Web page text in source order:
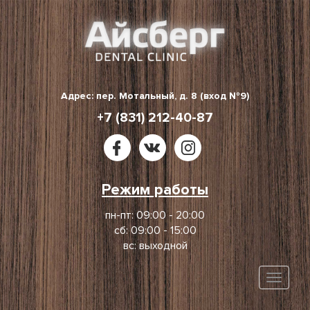
Skip
to
content
Адрес: пер. Мотальный, д. 8 (вход №9)
+7 (831) 212-40-87
Режим работы
пн-пт: 09:00 - 20:00
сб: 09:00 - 15:00
вс: выходной
Toggle